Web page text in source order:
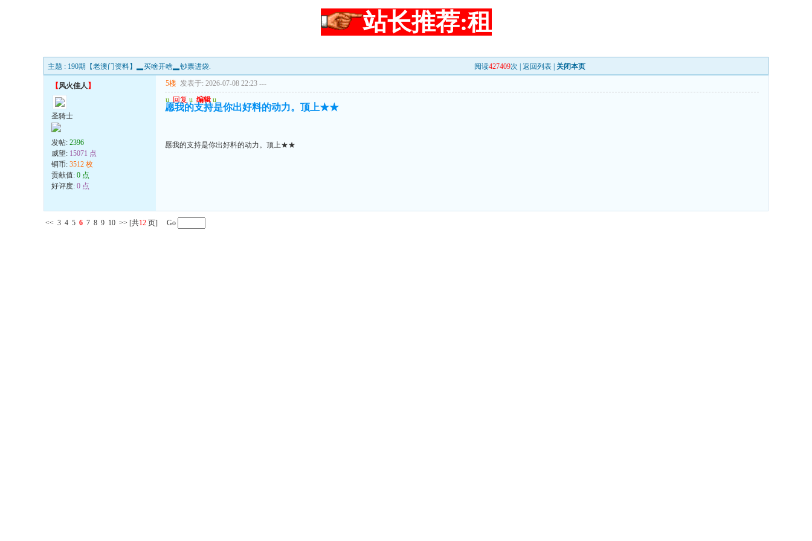
站长推荐:租
主题 : 190期【老澳门资料】▂买啥开啥▂钞票进袋. 阅读427409次 | 返回列表 关闭本页
【风火佳人 】
圣骑士
发帖: 2396
威望: 15071 点
铜币: 3512 枚
贡献值: 0 点
好评度: 0 点
5楼 发表于: 2026-07-08 22:23 ---
u 回复 u 编辑 u
愿我的支持是你出好料的动力。顶上★★
愿我的支持是你出好料的动力。顶上★★
<< 3 4 5 6 7 8 9 10 >> [共12 页] Go